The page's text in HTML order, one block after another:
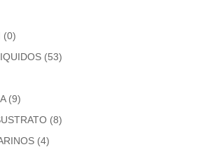
(0)
(53)
(9)
(8)
(4)